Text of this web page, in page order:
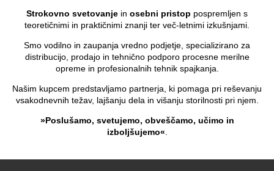
Strokovno svetovanje in osebni pristop pospremljen s
teoretičnimi in praktičnimi znanji ter več-letnimi izkušnjami.
Smo vodilno in zaupanja vredno podjetje, specializirano za
distribucijo, prodajo in tehnično podporo procesne merilne
opreme in profesionalnih tehnik spajkanja.
Našim kupcem predstavljamo partnerja, ki pomaga pri reševanju
vsakodnevnih težav, lajšanju dela in višanju storilnosti pri njem.
»Poslušamo, svetujemo, obveščamo, učimo in
izboljšujemo«